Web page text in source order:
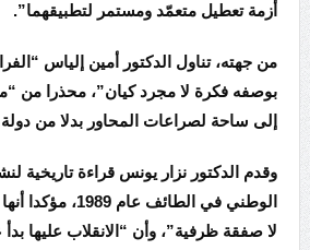
أزمة تعطيل متعمّد ومستمر لتطبيقهما”.
من جهته، تناول الدكتور أمين إلياس
بوصفه فكرة لا مجرد كيان”، محذرا من
إلى ساحة لصراعات المحاور بدلا من
وقدم الدكتور نزار يونس قراءة تاريخية
الوطني في الطائف
لا صفقة ظرفية”، وأن “الانقلاب عليها بدأ